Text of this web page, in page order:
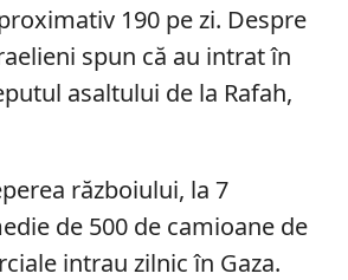
190 pe zi. Despre
spun că au intrat în
asaltului de la Rafah,
războiului, la 7
de 500 de camioane de
intrau zilnic în Gaza.